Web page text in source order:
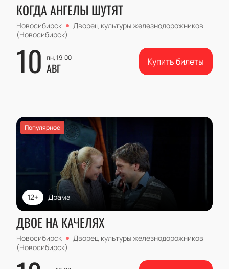
КОГДА АНГЕЛЫ ШУТЯТ
Новосибирск
Дворец культуры железнодорожников
(Новосибирск)
10 пн, 19:00
АВГ Купить билеты
Популярное
Драма
12+
ДВОЕ НА КАЧЕЛЯХ
Новосибирск
Дворец культуры железнодорожников
(Новосибирск)